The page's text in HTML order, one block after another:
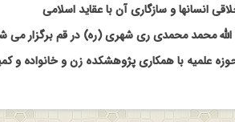
انسانها و سازگاری آن با عقاید اسلامی
محمد محمدی ری شهری (ره) در قم برگزار می
علمیه با همکاری پژوهشکده زن و خانواده و